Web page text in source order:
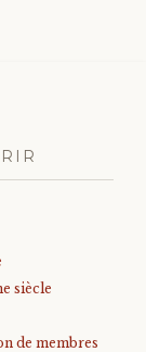
siècle
de membres